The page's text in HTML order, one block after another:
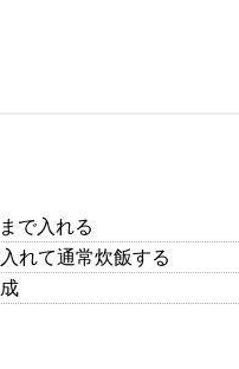
で入れる
れて通常炊飯する